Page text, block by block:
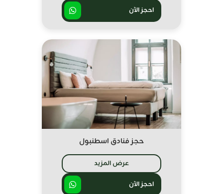
احجز الآن
حجز فنادق اسطنبول
عرض المزيد
احجز الآن